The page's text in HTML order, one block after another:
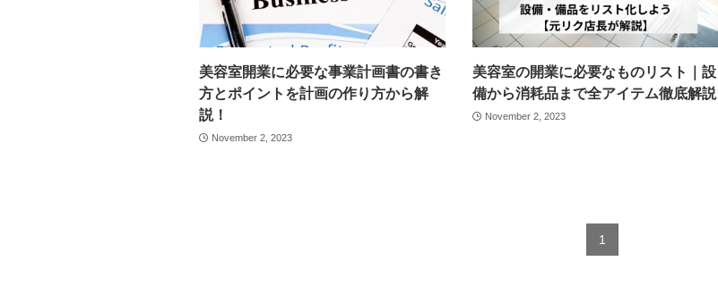
美容室開業に必要な事業計画書の書き
方とポイントを計画の作り方から解
説！
November 2, 2023
美容室の開業に必要なものリスト｜設
備から消耗品まで全アイテム徹底解説
November 2, 2023
1